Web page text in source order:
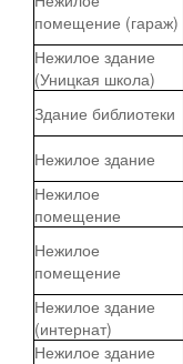
помещение (гараж)
Нежилое здание
(Уницкая школа)
Здание библиотеки
Нежилое здание
Нежилое
помещение
Нежилое
помещение
Нежилое здание
(интернат)
Нежилое здание